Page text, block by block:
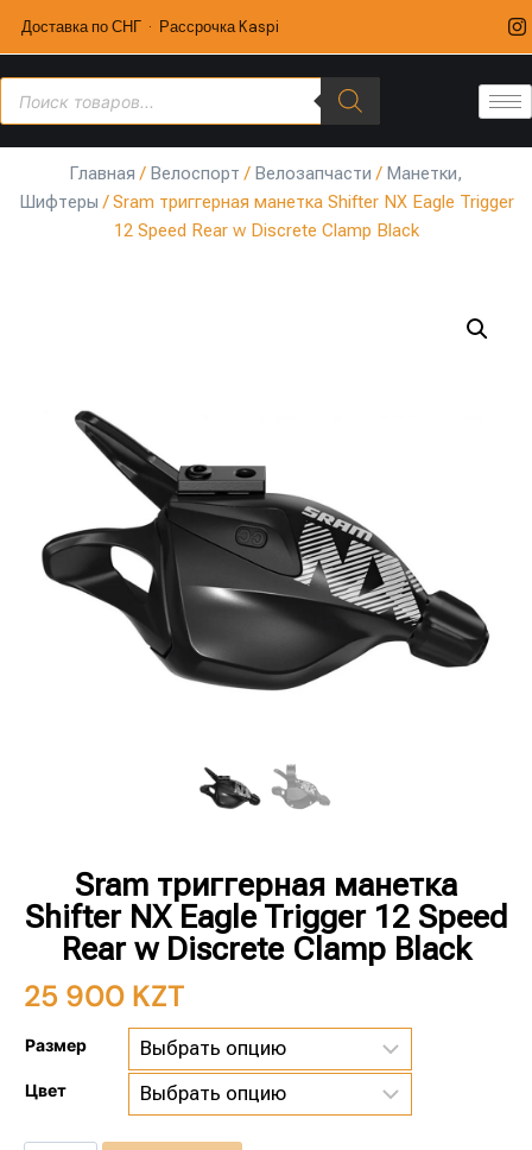
Доставка по СНГ · Рассрочка Kaspi
Главная / Велоспорт / Велозапчасти / Манетки,
Шифтеры / Sram триггерная манетка Shifter NX Eagle Trigger
12 Speed Rear w Discrete Clamp Black
Sram триггерная манетка
Shifter NX Eagle Trigger 12 Speed
Rear w Discrete Clamp Black
25 900 KZT
Размер
Цвет